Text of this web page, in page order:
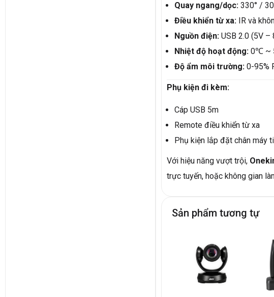
Quay ngang/dọc: 330° /
Điều khiển từ xa: IR và
Nguồn điện: USB 2.0 (5V –
Nhiệt độ hoạt động: 0℃ ~
Độ ẩm môi trường: 0-95%
Phụ kiện đi kèm:
Cáp USB 5m
Remote điều khiển từ xa
Phụ kiện lắp đặt chân máy
Với hiệu năng vượt trội,
trực tuyến, hoặc không gian
Sản phẩm tương tự